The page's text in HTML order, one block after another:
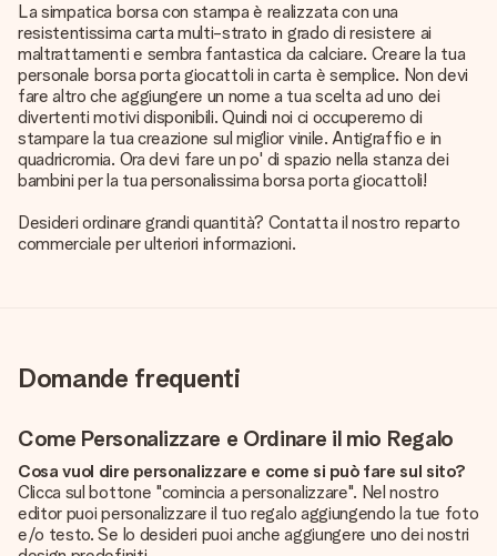
La simpatica borsa con stampa è realizzata con una
resistentissima carta multi-strato in grado di resistere ai
maltrattamenti e sembra fantastica da calciare. Creare la tua
personale borsa porta giocattoli in carta è semplice. Non devi
fare altro che aggiungere un nome a tua scelta ad uno dei
divertenti motivi disponibili. Quindi noi ci occuperemo di
stampare la tua creazione sul miglior vinile. Antigraffio e in
quadricromia. Ora devi fare un po' di spazio nella stanza dei
bambini per la tua personalissima borsa porta giocattoli!
Desideri ordinare grandi quantità? Contatta il nostro reparto
commerciale per ulteriori informazioni.
Domande frequenti
Come Personalizzare e Ordinare il mio Regalo
Cosa vuol dire personalizzare e come si può fare sul sito?
Clicca sul bottone "comincia a personalizzare". Nel nostro
editor puoi personalizzare il tuo regalo aggiungendo la tue foto
e/o testo. Se lo desideri puoi anche aggiungere uno dei nostri